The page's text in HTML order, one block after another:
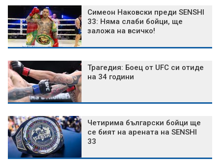
Симеон Наковски преди SENSHI
33: Няма слаби бойци, ще
заложа на всичко!
Трагедия: Боец от UFC си отиде
на 34 години
Четирима български бойци ще
се бият на арената на SENSHI
33